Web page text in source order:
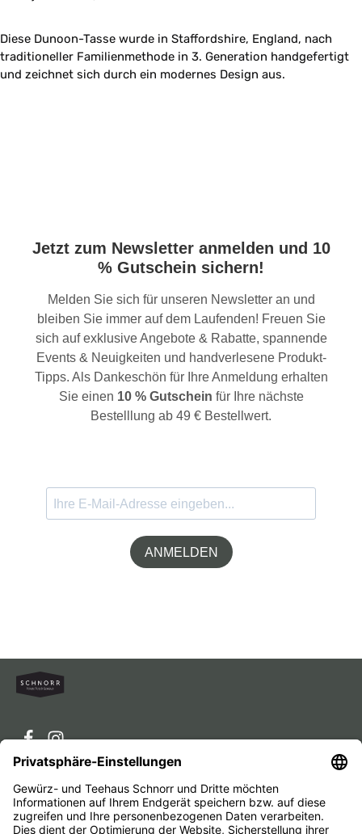
Diese Dunoon-Tasse wurde in Staffordshire, England, nach
traditioneller Familienmethode in 3. Generation handgefertigt
und zeichnet sich durch ein modernes Design aus.
Jetzt zum Newsletter anmelden und 10
% Gutschein sichern!
Melden Sie sich für unseren Newsletter an und
bleiben Sie immer auf dem Laufenden! Freuen Sie
sich auf exklusive Angebote & Rabatte, spannende
Events & Neuigkeiten und handverlesene Produkt-
Tipps. Als Dankeschön für Ihre Anmeldung erhalten
Sie einen 10 % Gutschein für Ihre nächste
Bestelllung ab 49 € Bestellwert.
ANMELDEN
Service-Hotline